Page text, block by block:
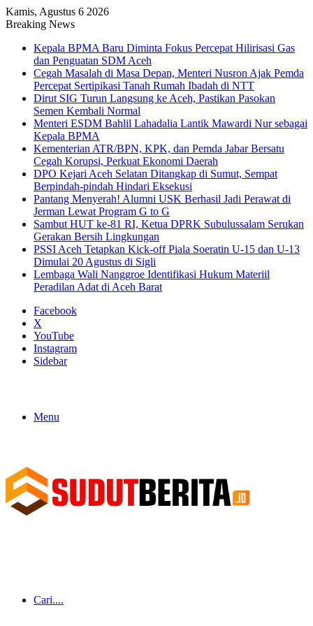
Kamis, Agustus 6 2026
Breaking News
Kepala BPMA Baru Diminta Fokus Percepat Hilirisasi Gas
dan Penguatan SDM Aceh
Cegah Masalah di Masa Depan, Menteri Nusron Ajak Pemda
Percepat Sertipikasi Tanah Rumah Ibadah di NTT
Dirut SIG Turun Langsung ke Aceh, Pastikan Pasokan
Semen Kembali Normal
Menteri ESDM Bahlil Lahadalia Lantik Mawardi Nur sebagai
Kepala BPMA
Kementerian ATR/BPN, KPK, dan Pemda Jabar Bersatu
Cegah Korupsi, Perkuat Ekonomi Daerah
DPO Kejari Aceh Selatan Ditangkap di Sumut, Sempat
Berpindah-pindah Hindari Eksekusi
Pantang Menyerah! Alumni USK Berhasil Jadi Perawat di
Jerman Lewat Program G to G
Sambut HUT ke-81 RI, Ketua DPRK Subulussalam Serukan
Gerakan Bersih Lingkungan
PSSI Aceh Tetapkan Kick-off Piala Soeratin U-15 dan U-13
Dimulai 20 Agustus di Sigli
Lembaga Wali Nanggroe Identifikasi Hukum Materiil
Peradilan Adat di Aceh Barat
Facebook
X
YouTube
Instagram
Sidebar
Menu
Cari....